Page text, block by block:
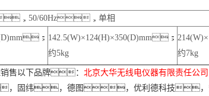
，50/60Hz，单相
； 142.5(W)×124(H)×350(D)mm；
约5kg
约7kg
销售以下品牌： 北京大华无线电仪器有限责任公司
固纬，德图，优利德科技，